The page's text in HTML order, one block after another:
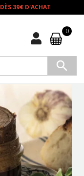
DÈS 39€ D'ACHAT
0
